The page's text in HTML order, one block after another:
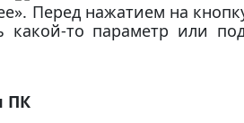
Перед нажатием на
то параметр или
ПК